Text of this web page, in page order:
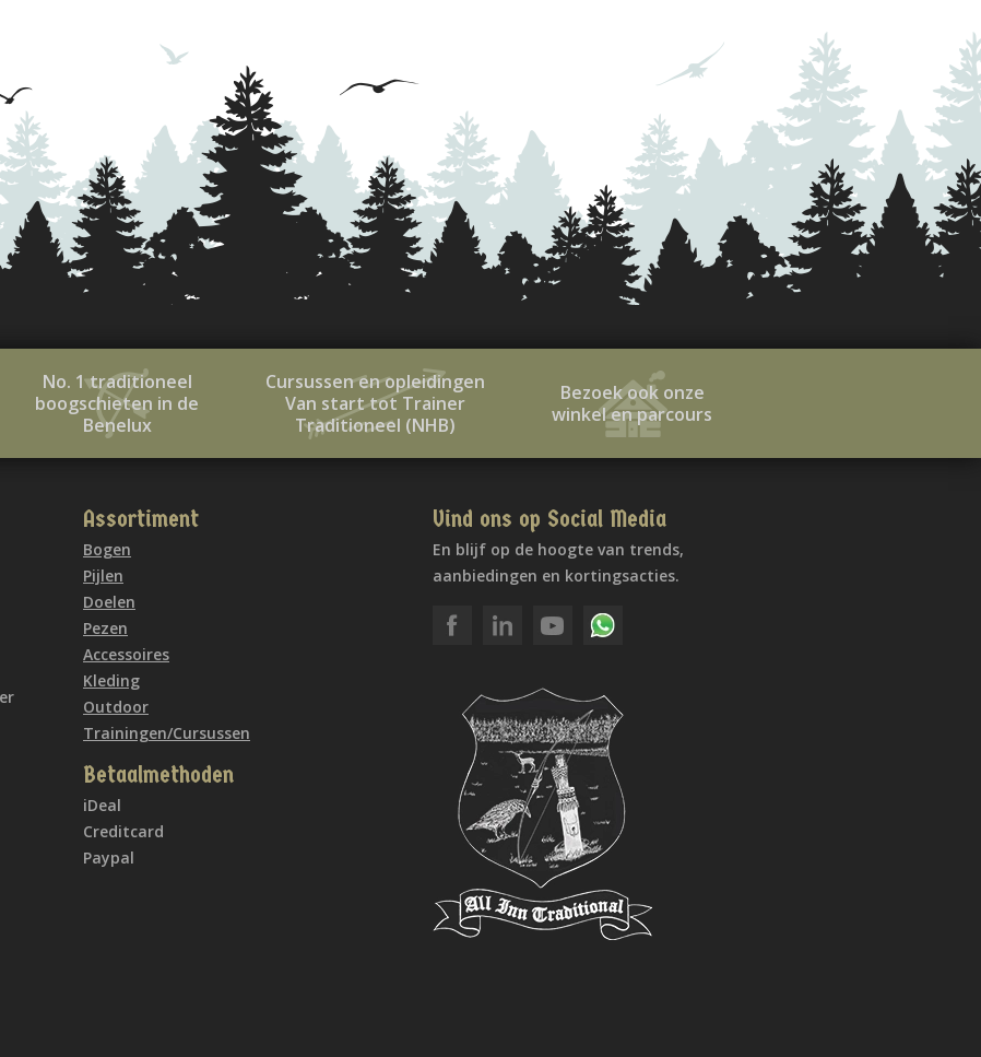
No. 1 traditioneel
boogschieten in de
Benelux
Cursussen en opleidingen
Van start tot Trainer
Traditioneel (NHB)
Bezoek ook onze
winkel en parcours
Assortiment
Bogen
Pijlen
Doelen
Pezen
Accessoires
Kleding
Outdoor
Trainingen/Cursussen
Betaalmethoden
iDeal
Creditcard
Paypal
Vind ons op Social Media
En blijf op de hoogte van trends,
aanbiedingen en kortingsacties.